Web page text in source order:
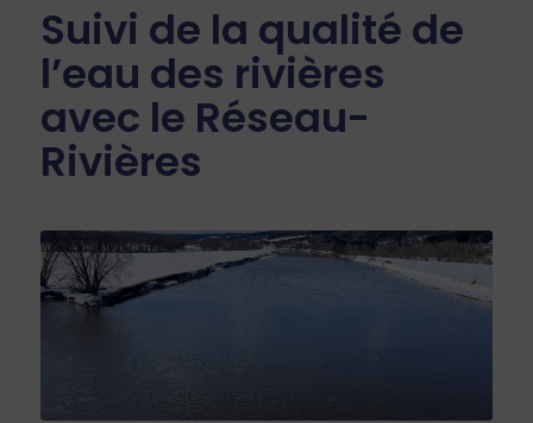
Suivi de la qualité de
l’eau des rivières
avec le Réseau-
Rivières